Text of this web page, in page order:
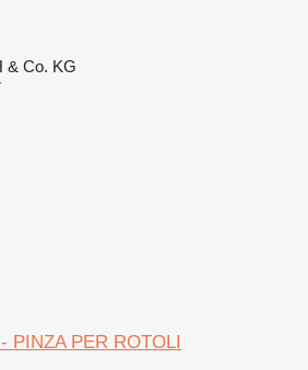
& Co. KG
PINZA PER ROTOLI